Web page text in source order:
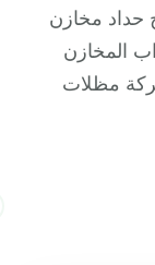
مخازن
المخازن
مظلات